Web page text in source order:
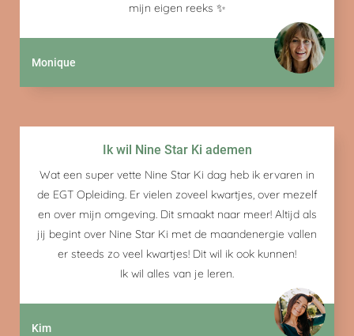
mijn eigen reeks ✨
Monique
Ik wil Nine Star Ki ademen
Wat een super vette Nine Star Ki dag heb ik ervaren in
de EGT Opleiding. Er vielen zoveel kwartjes, over mezelf
en over mijn omgeving. Dit smaakt naar meer! Altijd als
jij begint over Nine Star Ki met de maandenergie vallen
er steeds zo veel kwartjes! Dit wil ik ook kunnen!
Ik wil alles van je leren.
Kim